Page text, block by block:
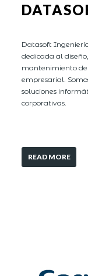
Datasoft
dedicada al
mantenimiento de
empresarial.
soluciones
corporativas.
READ MORE